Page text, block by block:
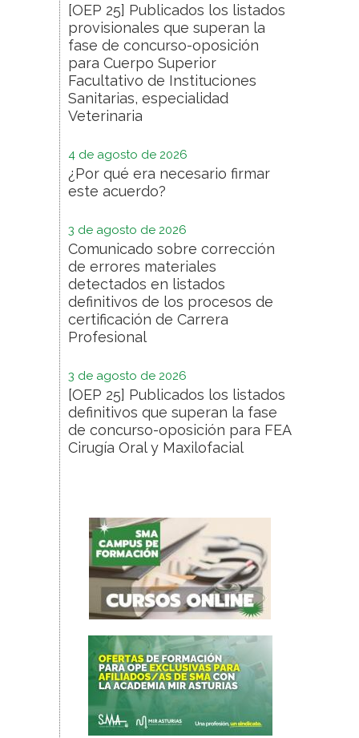
[OEP 25] Publicados los listados
provisionales que superan la
fase de concurso-oposición
para Cuerpo Superior
Facultativo de Instituciones
Sanitarias, especialidad
Veterinaria
4 de agosto de 2026
¿Por qué era necesario firmar
este acuerdo?
3 de agosto de 2026
Comunicado sobre corrección
de errores materiales
detectados en listados
definitivos de los procesos de
certificación de Carrera
Profesional
3 de agosto de 2026
[OEP 25] Publicados los listados
definitivos que superan la fase
de concurso-oposición para FEA
Cirugía Oral y Maxilofacial